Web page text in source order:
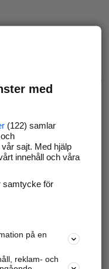
med
(122) samlar
sajt. Med hjälp
innehåll och våra
samtycke för
på en
reklam- och